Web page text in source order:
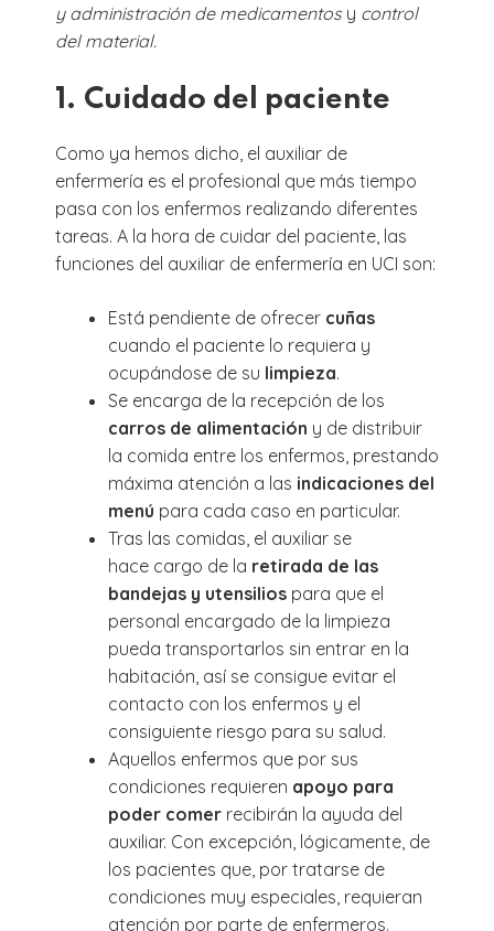
y administración de medicamentos y control
del material.
1. Cuidado del paciente
Como ya hemos dicho, el auxiliar de
enfermería es el profesional que más tiempo
pasa con los enfermos realizando diferentes
tareas. A la hora de cuidar del paciente, las
funciones del auxiliar de enfermería en UCI son:
Está pendiente de ofrecer cuñas
cuando el paciente lo requiera y
ocupándose de su limpieza.
Se encarga de la recepción de los
carros de alimentación y de distribuir
la comida entre los enfermos, prestando
máxima atención a las indicaciones del
menú para cada caso en particular.
Tras las comidas, el auxiliar se
hace cargo de la retirada de las
bandejas y utensilios para que el
personal encargado de la limpieza
pueda transportarlos sin entrar en la
habitación, así se consigue evitar el
contacto con los enfermos y el
consiguiente riesgo para su salud.
Aquellos enfermos que por sus
condiciones requieren apoyo para
poder comer recibirán la ayuda del
auxiliar. Con excepción, lógicamente, de
los pacientes que, por tratarse de
condiciones muy especiales, requieran
atención por parte de enfermeros.